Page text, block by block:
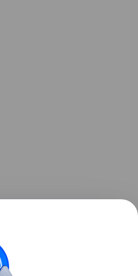
какие
на китайском